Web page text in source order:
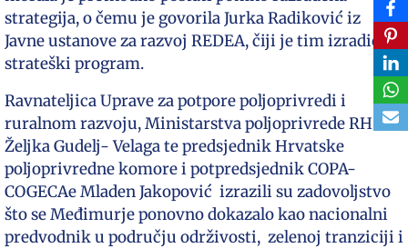
strategija, o čemu je govorila Jurka Radiković iz
Javne ustanove za razvoj REDEA, čiji je tim izradio
strateški program.
Ravnateljica Uprave za potpore poljoprivredi i
ruralnom razvoju, Ministarstva poljoprivrede RH
Željka Gudelj- Velaga te predsjednik Hrvatske
poljoprivredne komore i potpredsjednik COPA-
COGECAe Mladen Jakopović izrazili su zadovoljstvo
što se Međimurje ponovno dokazalo kao nacionalni
predvodnik u području održivosti, zelenoj tranziciji i